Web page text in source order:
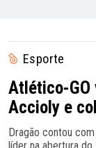
Esporte
Atlético-GO
Accioly e
Dragão contou